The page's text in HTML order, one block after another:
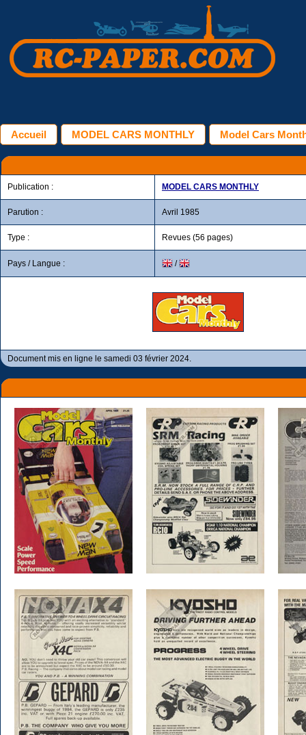
Accueil MODEL CARS MONTHLY Model Cars
Publication : MODEL CARS MONTHLY
Parution : Avril 1985
Type : Revues (56 pages)
Pays / Langue : /
Document mis en ligne le samedi 03 février 2024.